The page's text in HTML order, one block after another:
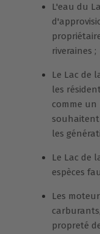
L'eau du
riveraines ;
Le Lac de
les
comme un
les
Le Lac de
espèces
Les
propreté